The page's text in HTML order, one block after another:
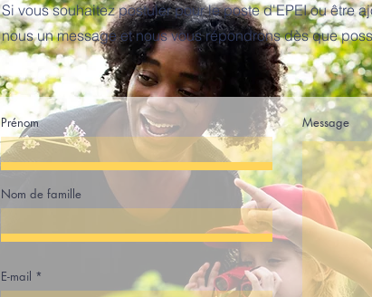
Si vous souhaitez postuler pour le poste d'EPEI ou être
nous un message et nous vous répondrons dès que
Prénom
Nom de famille
E-mail
Message